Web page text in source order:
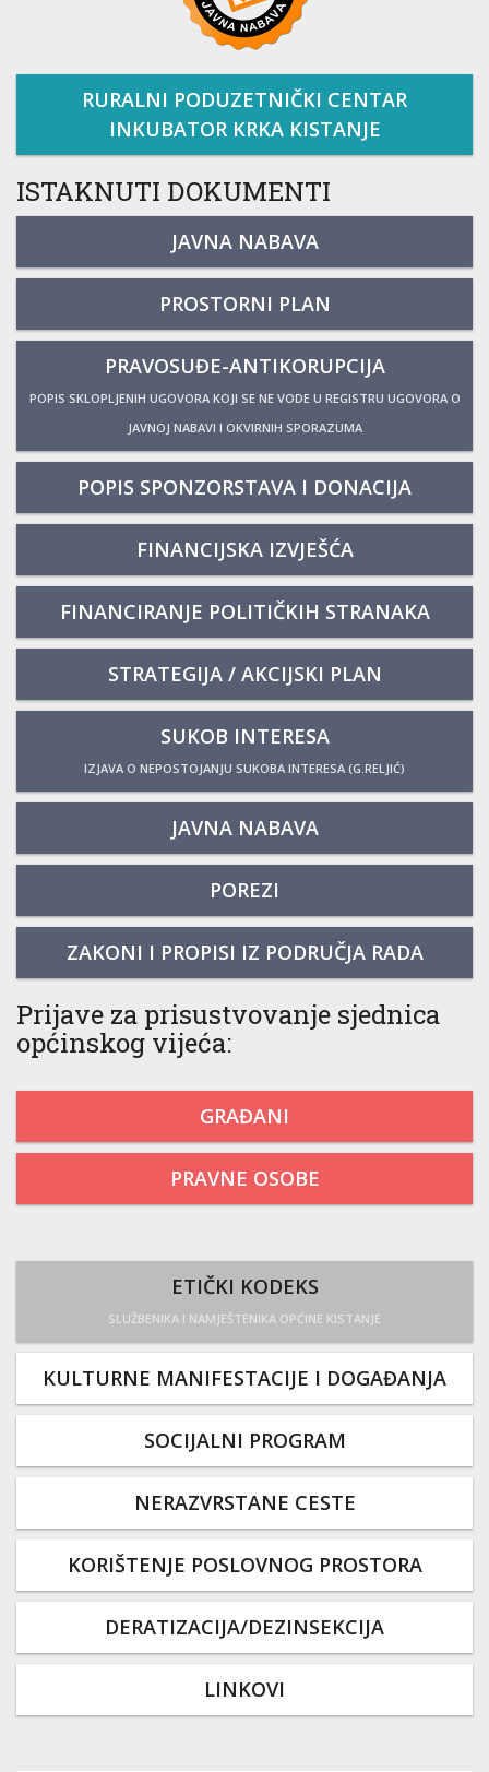
RURALNI PODUZETNIČKI CENTAR
INKUBATOR KRKA KISTANJE
ISTAKNUTI DOKUMENTI
JAVNA NABAVA
PROSTORNI PLAN
PRAVOSUĐE-ANTIKORUPCIJA
POPIS SKLOPLJENIH UGOVORA KOJI SE NE VODE U REGISTRU UGOVORA O
JAVNOJ NABAVI I OKVIRNIH SPORAZUMA
POPIS SPONZORSTAVA I DONACIJA
FINANCIJSKA IZVJEŠĆA
FINANCIRANJE POLITIČKIH STRANAKA
STRATEGIJA / AKCIJSKI PLAN
SUKOB INTERESA
IZJAVA O NEPOSTOJANJU SUKOBA INTERESA (G.RELJIĆ)
JAVNA NABAVA
POREZI
ZAKONI I PROPISI IZ PODRUČJA RADA
Prijave za prisustvovanje sjednica
općinskog vijeća:
GRAĐANI
PRAVNE OSOBE
ETIČKI KODEKS
SLUŽBENIKA I NAMJEŠTENIKA OPĆINE KISTANJE
KULTURNE MANIFESTACIJE I DOGAĐANJA
SOCIJALNI PROGRAM
NERAZVRSTANE CESTE
KORIŠTENJE POSLOVNOG PROSTORA
DERATIZACIJA/DEZINSEKCIJA
LINKOVI